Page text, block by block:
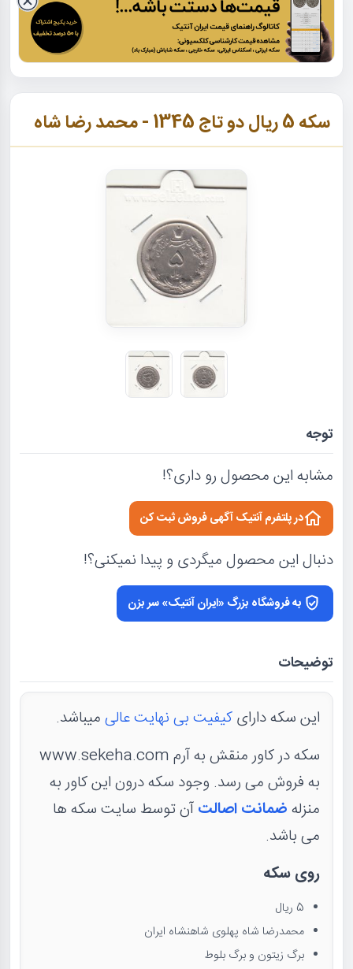
سکه 5 ریال دو تاج 1345 - محمد رضا شاه
توجه
مشابه این محصول رو داری؟!
در پلتفرم آنتیک آگهی فروش ثبت کن
دنبال این محصول میگردی و پیدا نمیکنی؟!
به فروشگاه بزرگ «ایران آنتیک» سر بزن
توضیحات
این سکه دارایکیفیت بی نهایت عالیمیباشد.
سکه در کاور منقش به آرم www.sekeha.com
به فروش می رسد. وجود سکه درون این کاور به
منزلهضمانت اصالتآن توسط سایت سکه ها
می باشد.
روی سکه
5 ریال
محمدرضا شاه پهلوی شاهنشاه ایران
برگ زیتون و برگ بلوط